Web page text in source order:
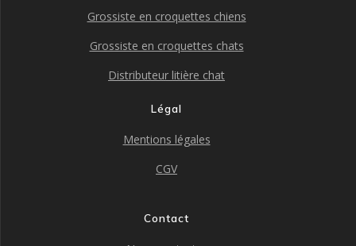
Grossiste en croquettes chiens
Grossiste en croquettes chats
Distributeur litière chat
Légal
Mentions légales
CGV
Contact